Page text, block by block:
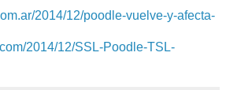
2014/12/poodle-vuelve-y-afecta-
2014/12/SSL-Poodle-TSL-